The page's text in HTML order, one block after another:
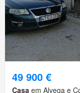
49 900 €
Casa em Alvega e